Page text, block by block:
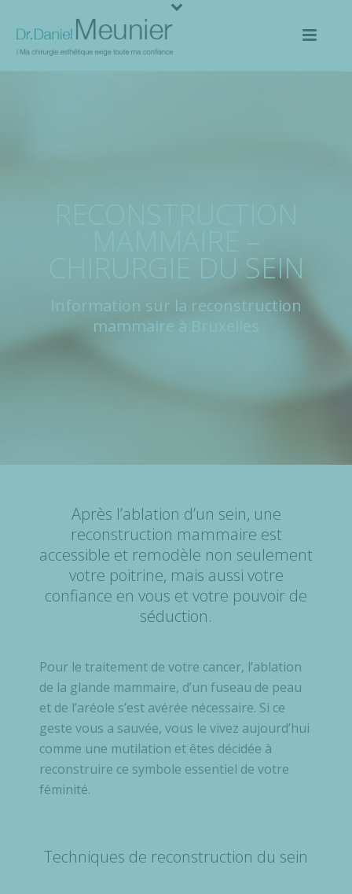
RECONSTRUCTION
MAMMAIRE –
CHIRURGIE DU SEIN
Information sur la reconstruction
mammaire à Bruxelles
Après l’ablation d’un sein, une
reconstruction mammaire est
accessible et remodèle non seulement
votre poitrine, mais aussi votre
confiance en vous et votre pouvoir de
séduction.
Pour le traitement de votre cancer, l’ablation
de la glande mammaire, d’un fuseau de peau
et de l’aréole s’est avérée nécessaire. Si ce
geste vous a sauvée, vous le vivez aujourd’hui
comme une mutilation et êtes décidée à
reconstruire ce symbole essentiel de votre
féminité.
Techniques de reconstruction du sein